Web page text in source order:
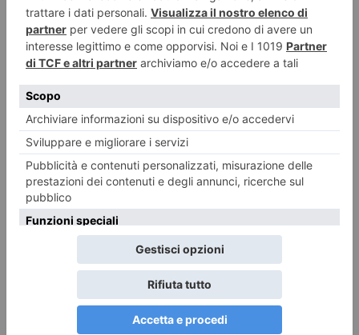
manutenzione straordinaria lungo la linea ferroviaria Torino-Modane,
Daniela Florea: uccisa dall’ex che non accettava la fine della
Il movente dell’assassinio di Daniela Florea sarebbe il rifiuto da parte
dell’uomo della fine della relazione.